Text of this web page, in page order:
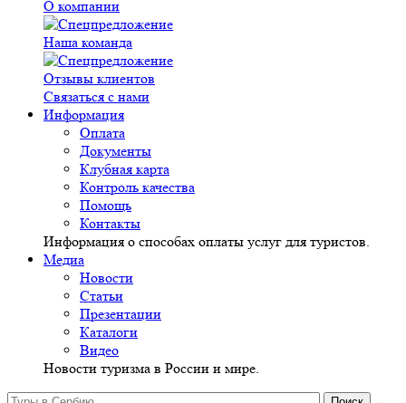
О компании
Наша команда
Отзывы клиентов
Связаться с нами
Информация
Оплата
Документы
Клубная карта
Контроль качества
Помощь
Контакты
Информация о способах оплаты услуг для туристов.
Медиа
Новости
Статьи
Презентации
Каталоги
Видео
Новости туризма в России и мире.